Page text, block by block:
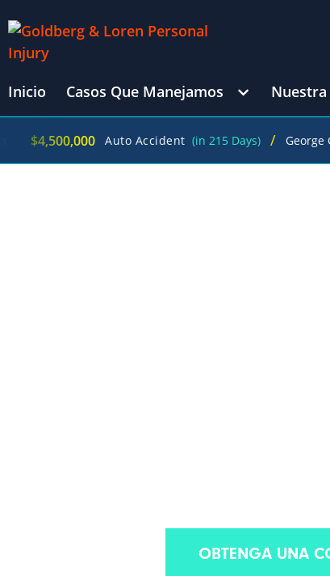
Inicio Casos Que Manejamos
Auto Accident (in 215 Days) / George Goldberg
OBTENGA UNA